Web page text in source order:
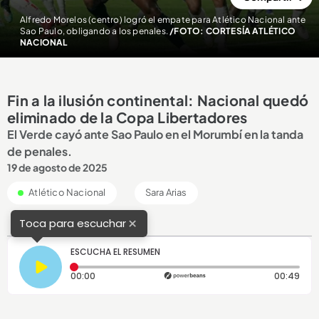
Alfredo Morelos (centro) logró el empate para Atlético Nacional ante
Sao Paulo, obligando a los penales. /FOTO: CORTESÍA ATLÉTICO
NACIONAL
Fin a la ilusión continental: Nacional quedó
eliminado de la Copa Libertadores
El Verde cayó ante Sao Paulo en el Morumbí en la tanda
de penales.
19 de agosto de 2025
Atlético Nacional Sara Arias
Toca para escuchar×
ESCUCHA EL RESUMEN
00:00 Tiempo transcurrido: 0 segundos 00:49